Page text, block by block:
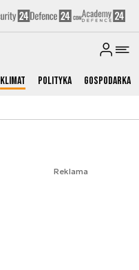
Klimat Polityka Gospodarka
Reklama